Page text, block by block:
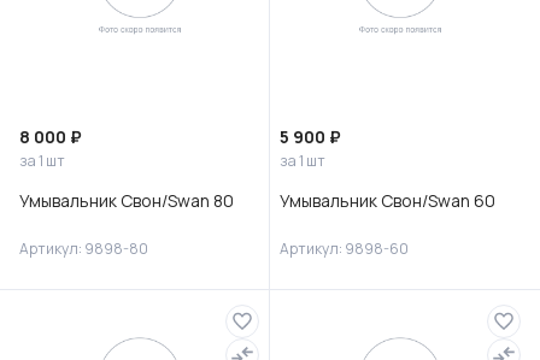
8 000 ₽
за 1 шт
Умывальник Свон/Swan 80
Артикул: 9898-80
5 900 ₽
за 1 шт
Умывальник Свон/Swan 60
Артикул: 9898-60